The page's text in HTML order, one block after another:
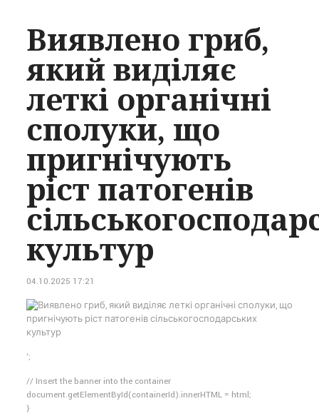
Виявлено гриб,
який виділяє
леткі органічні
сполуки, що
пригнічують
ріст патогенів
культур
04.10.2025 17:21
‘;
// Insert the banner into the container
document.getElementById(containerId).innerHTML = html;
}